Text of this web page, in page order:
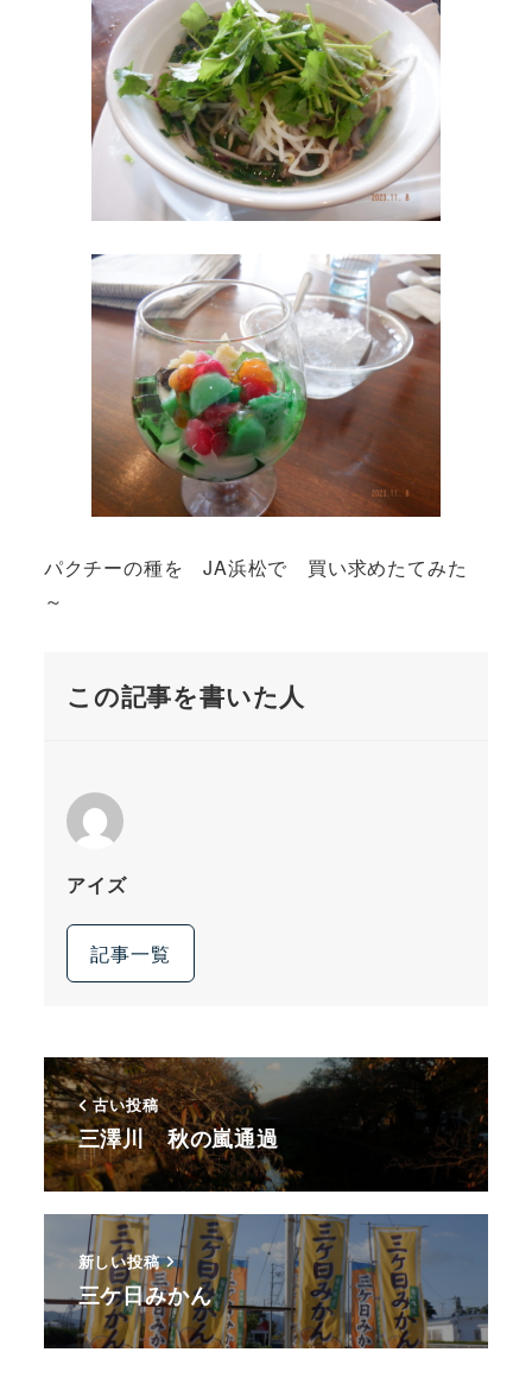
パクチーの種を JA浜松で 買い求めたてみた
～
この記事を書いた人
アイズ
記事一覧
古い投稿
三澤川 秋の嵐通過
新しい投稿
三ケ日みかん